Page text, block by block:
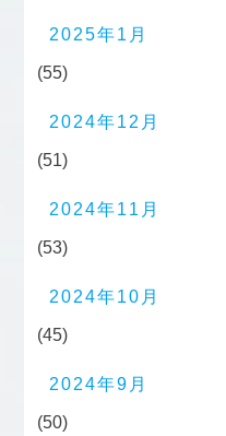
2025年1月
(55)
2024年12月
(51)
2024年11月
(53)
2024年10月
(45)
2024年9月
(50)